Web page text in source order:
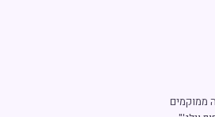
ממוקמים